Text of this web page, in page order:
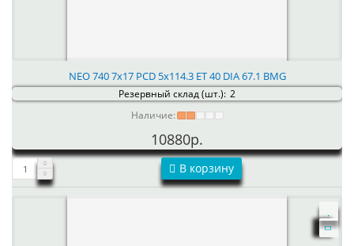
NEO 740 7x17 PCD 5x114.3 ET 40 DIA 67.1 BMG
Резервный склад (шт.): 2
Наличие:
10880р.
В корзину